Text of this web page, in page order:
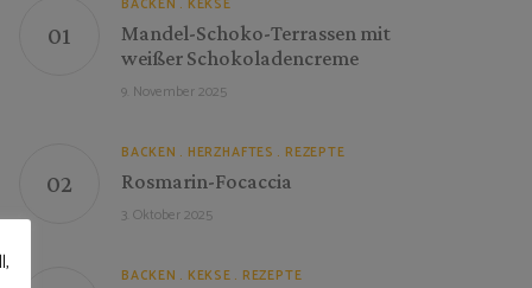
BACKEN KEKSE
Mandel-Schoko-Terrassen mit
weißer Schokoladencreme
9. November 2025
BACKEN HERZHAFTES REZEPTE
Rosmarin-Focaccia
3. Oktober 2025
BACKEN KEKSE REZEPTE